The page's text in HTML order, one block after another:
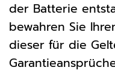
der Batterie
bewahren Sie
dieser für die